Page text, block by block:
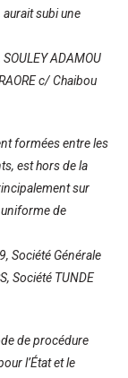
subi une
ADAMOU
c/ Chaibou
formées entre les
est hors de la
sur
de
Société Générale
Société TUNDE
de procédure
l’État et le